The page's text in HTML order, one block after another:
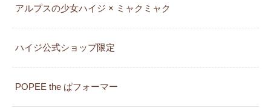
アルプスの少女ハイジ × ミャクミャク
ハイジ公式ショップ限定
POPEE the ぱフォーマー